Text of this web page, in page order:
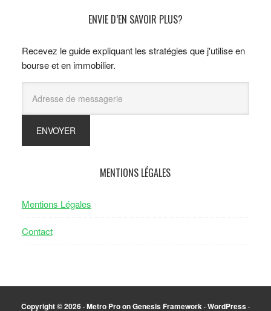
ENVIE D’EN SAVOIR PLUS?
Recevez le guide expliquant les stratégies que j'utilise en
bourse et en immobilier.
MENTIONS LÉGALES
Mentions Légales
Contact
Copyright © 2026 ·Metro ProonGenesis Framework ·WordPress ·